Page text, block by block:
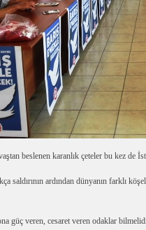
beslenen karanlık çeteler bu kez de
saldırının ardından dünyanın farklı
güç veren, cesaret veren odaklar